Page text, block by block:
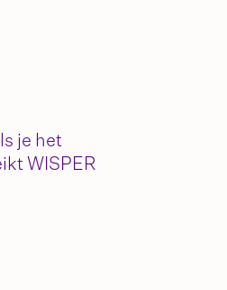
je het
WISPER